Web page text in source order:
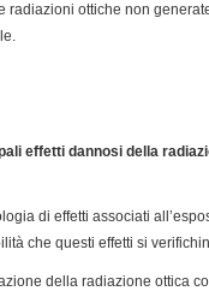
radiazioni ottiche non
effetti dannosi della
di effetti associati
che questi effetti si
della radiazione ottica